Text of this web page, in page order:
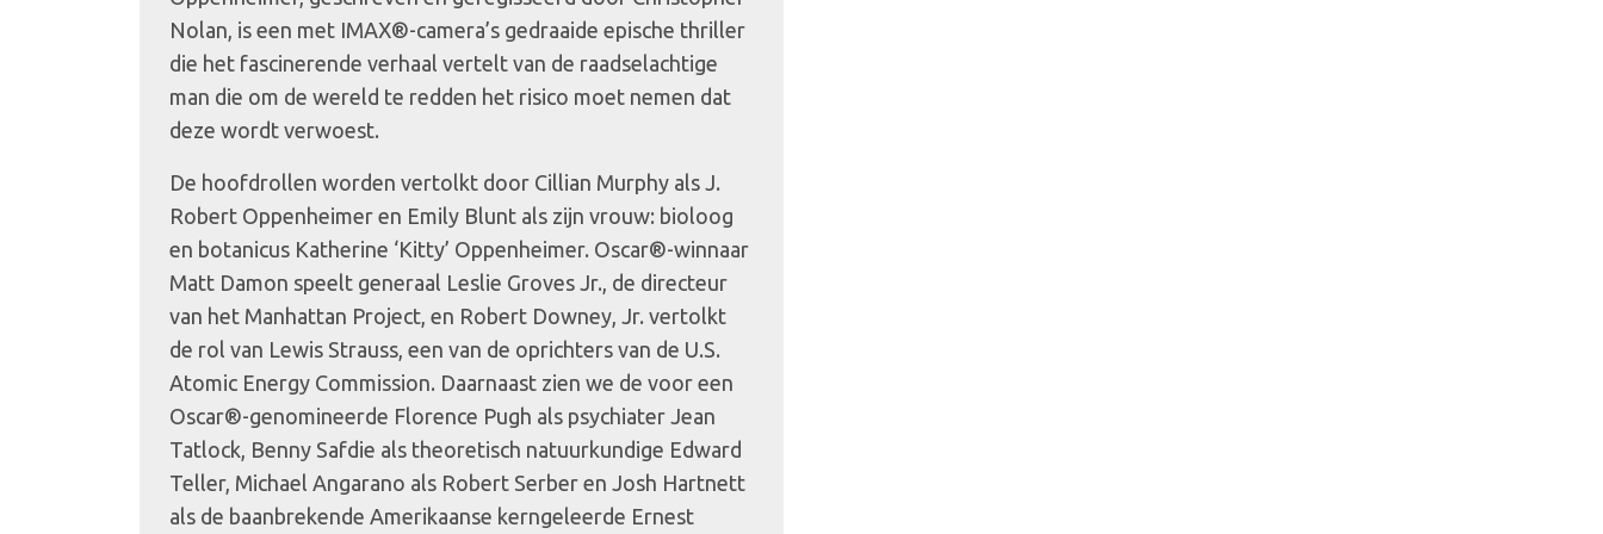
Nolan, is een met IMAX®-camera’s gedraaide epische thriller
die het fascinerende verhaal vertelt van de raadselachtige
man die om de wereld te redden het risico moet nemen dat
deze wordt verwoest.
De hoofdrollen worden vertolkt door Cillian Murphy als J.
Robert Oppenheimer en Emily Blunt als zijn vrouw: bioloog
en botanicus Katherine ‘Kitty’ Oppenheimer. Oscar®-winnaar
Matt Damon speelt generaal Leslie Groves Jr., de directeur
van het Manhattan Project, en Robert Downey, Jr. vertolkt
de rol van Lewis Strauss, een van de oprichters van de U.S.
Atomic Energy Commission. Daarnaast zien we de voor een
Oscar®-genomineerde Florence Pugh als psychiater Jean
Tatlock, Benny Safdie als theoretisch natuurkundige Edward
Teller, Michael Angarano als Robert Serber en Josh Hartnett
als de baanbrekende Amerikaanse kerngeleerde Ernest